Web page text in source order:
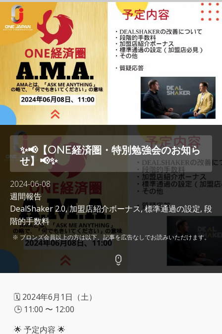
✨📢【ONE経済圏・特別勉強会のお知ら
せ】📢✨
2024-06-08
週間報告
DealShaker 2.0,加盟店紹介ボーナス,標準通過の設定, 段
階的手数料
※ ブロンズ会員以上の方は以下、記事を広告なしでお読みいただけます。
🗓️ 2024年6月1日（土）
🕒 11:00 〜 12:00
🌟 予定内容 🌟